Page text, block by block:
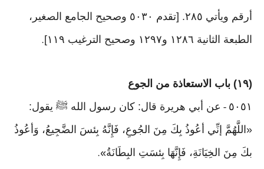
أرقم ويأتي ٢٨٥. [تقدم ٥٠٣٠ وصحيح الجامع الصغير،
الطبعة الثانية ١٢٨٦ و١٢٩٧ وصحيح الترغيب ١١٩]
.
(١٩) باب الاستعاذة من الجوع
٥٠٥١ - عن أبي هريرة قال: كان رسول الله ﷺ يقول:
«اللَّهُمَّ إنِّي أعُوذُ بِكَ مِنَ الجُوعِ، فَإِنَّهُ بِئسَ الضَّجِيعُ، وَأعُوذُ
بكَ مِنَ الخِيَانَةِ، فَإِنَّهَا بِئسَتِ البِطَانَةُ».